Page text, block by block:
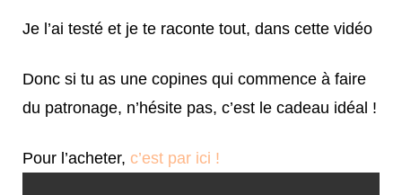
Je l’ai testé et je te raconte tout, dans cette vidéo
Donc si tu as une copines qui commence à faire
du patronage, n’hésite pas, c’est le cadeau idéal !
Pour l’acheter, c’est par ici !